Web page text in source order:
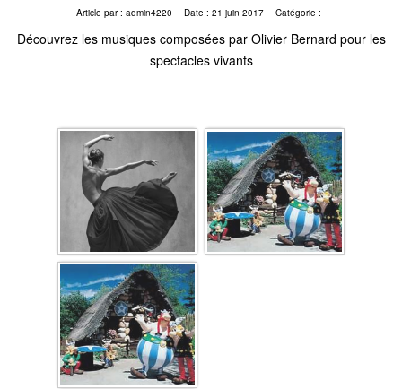
Article par : admin4220 Date : 21 juin 2017 Catégorie :
Découvrez les musiques composées par Olivier Bernard pour les
spectacles vivants